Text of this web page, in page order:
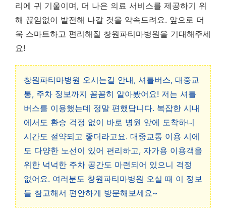
리에 귀 기울이며, 더 나은 의료 서비스를 제공하기 위
해 끊임없이 발전해 나갈 것을 약속드려요. 앞으로 더
욱 스마트하고 편리해질 창원파티마병원을 기대해주세
요!
창원파티마병원 오시는길 안내, 셔틀버스, 대중교
통, 주차 정보까지 꼼꼼히 알아봤어요! 저는 셔틀
버스를 이용했는데 정말 편했답니다. 복잡한 시내
에서도 환승 걱정 없이 바로 병원 앞에 도착하니
시간도 절약되고 좋더라고요. 대중교통 이용 시에
도 다양한 노선이 있어 편리하고, 자가용 이용객을
위한 넉넉한 주차 공간도 마련되어 있으니 걱정
없어요. 여러분도 창원파티마병원 오실 때 이 정보
들 참고해서 편안하게 방문해보세요~